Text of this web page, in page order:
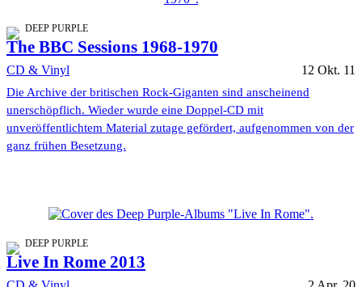
DEEP PURPLE
The BBC Sessions 1968-1970
CD & Vinyl 12 Okt. 11
Die Archive der britischen Rock-Giganten sind anscheinend
unerschöpflich. Wieder wurde eine Doppel-CD mit
unveröffentlichtem Material zutage gefördert, aufgenommen von der
ganz frühen Besetzung.
DEEP PURPLE
Live In Rome 2013